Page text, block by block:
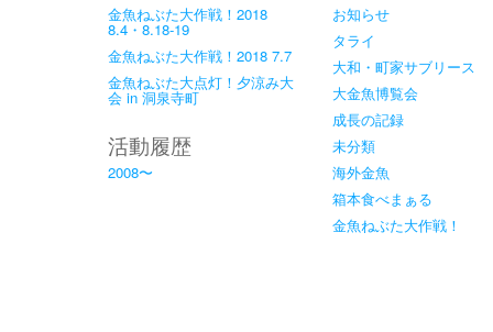
金魚ねぶた大作戦！2018
8.4・8.18-19
金魚ねぶた大作戦！2018 7.7
金魚ねぶた大点灯！夕涼み大
会 in 洞泉寺町
活動履歴
2008〜
お知らせ
タライ
大和・町家サブリース
大金魚博覧会
成長の記録
未分類
海外金魚
箱本食べまぁる
金魚ねぶた大作戦！